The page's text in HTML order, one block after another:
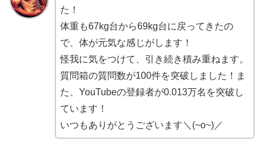
た！
体重も67kg台から69kg台に戻ってきたの
で、体が元気な感じがします！
怪我に気をつけて、引き続き積み重ねます。
質問箱の質問数が100件を突破しました！ま
た、YouTubeの登録者が0.013万名を突破し
ています！
いつもありがとうございます＼(~o~)／